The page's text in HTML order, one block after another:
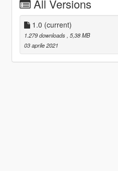
All Versions
1.0 (current)
1.279 downloads , 5,38 MB
03 aprile 2021